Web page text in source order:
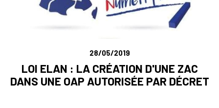
28/05/2019
LOI ELAN : LA CRÉATION D'UNE ZAC
DANS UNE OAP AUTORISÉE PAR DÉCRET